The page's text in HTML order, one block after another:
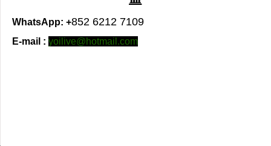
WhatsApp: +852 6212 7109
E-mail : yoilive@hotmail.com